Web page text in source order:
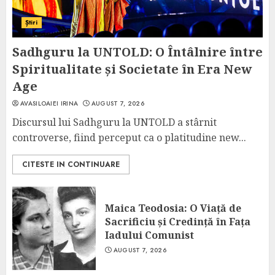
Știri
Sadhguru la UNTOLD: O Întâlnire între
Spiritualitate și Societate în Era New
Age
AVASILOAIEI IRINA AUGUST 7, 2026
Discursul lui Sadhguru la UNTOLD a stârnit
controverse, fiind perceput ca o platitudine new...
CITESTE IN CONTINUARE
Maica Teodosia: O Viață de
Sacrificiu și Credință în Fața
Iadului Comunist
AUGUST 7, 2026